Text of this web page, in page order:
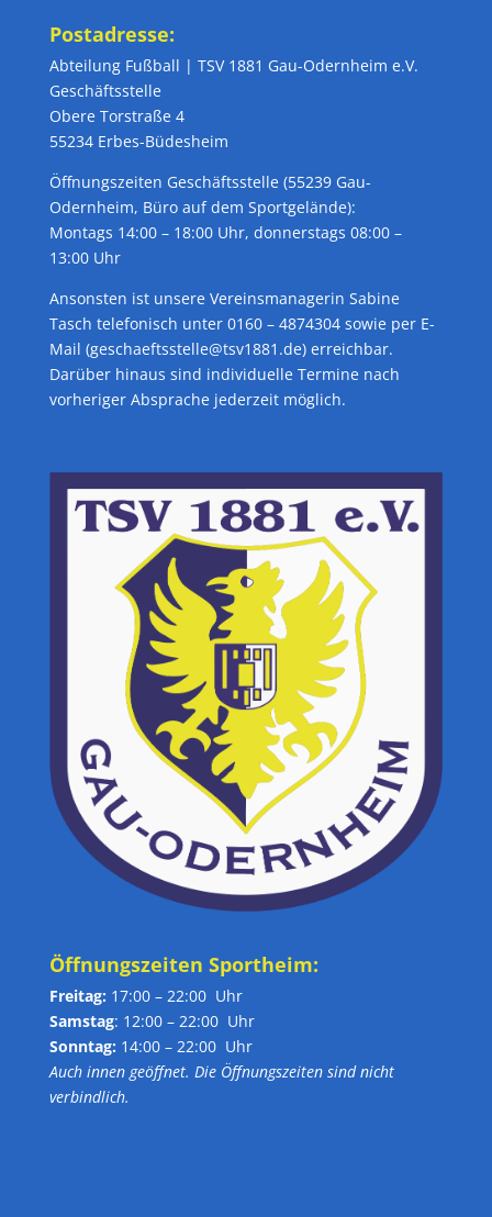
Postadresse:
Abteilung Fußball | TSV 1881 Gau-Odernheim e.V.
Geschäftsstelle
Obere Torstraße 4
55234 Erbes-Büdesheim
Öffnungszeiten Geschäftsstelle (55239 Gau-
Odernheim, Büro auf dem Sportgelände):
Montags 14:00 – 18:00 Uhr, donnerstags 08:00 –
13:00 Uhr
Ansonsten ist unsere Vereinsmanagerin Sabine
Tasch telefonisch unter 0160 – 4874304 sowie per E-
Mail (geschaeftsstelle@tsv1881.de) erreichbar.
Darüber hinaus sind individuelle Termine nach
vorheriger Absprache jederzeit möglich.
Öffnungszeiten Sportheim:
Freitag: 17:00 – 22:00 Uhr
Samstag: 12:00 – 22:00 Uhr
Sonntag: 14:00 – 22:00 Uhr
Auch innen geöffnet. Die Öffnungszeiten sind nicht
verbindlich.